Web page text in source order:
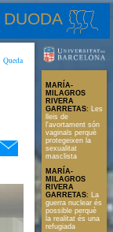
DUODA
Queda
MARÍA-
MILAGROS
RIVERA
GARRETAS: Les
lleis de
l'avortament són
vaginals perquè
protegeixen la
sexualitat
masclista
MARÍA-
MILAGROS
RIVERA
GARRETAS: La
guerra nuclear és
possible perquè
la realitat és una
refugiada